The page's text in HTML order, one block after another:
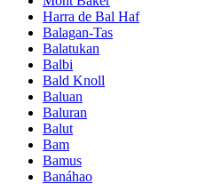
Harra de Bal Haf
Balagan-Tas
Balatukan
Balbi
Bald Knoll
Baluan
Baluran
Balut
Bam
Bamus
Banáhao